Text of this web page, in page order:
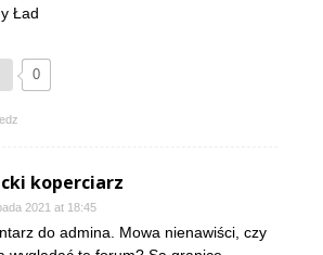
Ład
0
koperciarz
2021 at 18:45
do admina. Mowa nienawiści, czy